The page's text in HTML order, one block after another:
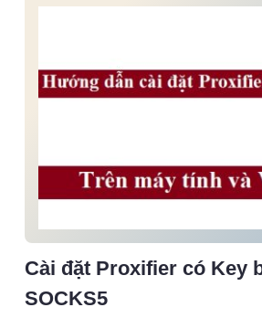
Cài đặt Proxifier có Key
SOCKS5